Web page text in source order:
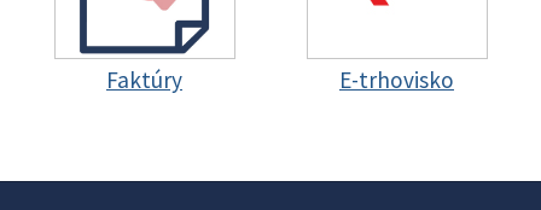
Faktúry E-trhovisko